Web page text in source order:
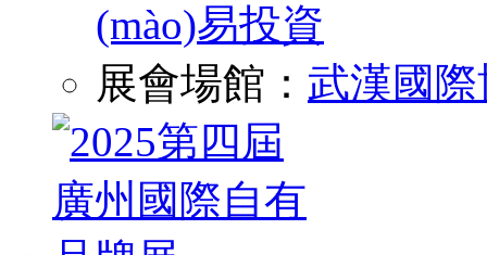
(mào)易投資
展會場館： 武漢國